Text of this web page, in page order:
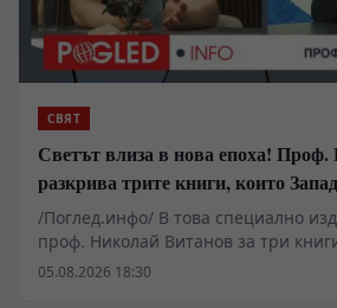
СВЯТ
Светът влиза в нова епоха!
разкрива трите книги, които
обсъжда
/Поглед.инфо/ В това специално
проф. Николай Витанов за три
него помагат да разберем най-
05.08.2026 18:30